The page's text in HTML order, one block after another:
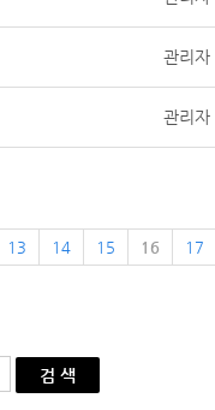
관리자
관리자
13 14 15 16 17
검 색